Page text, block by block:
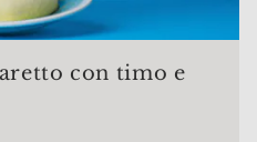
con timo e